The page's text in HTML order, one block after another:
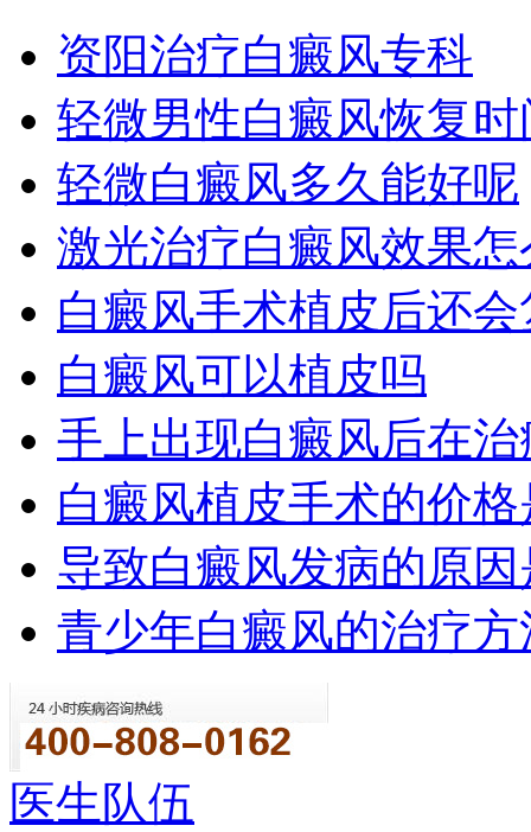
资阳治疗白癜风专科
轻微男性白癜风恢复
轻微白癜风多久能好呢
激光治疗白癜风效果怎
白癜风手术植皮后还
白癜风可以植皮吗
手上出现白癜风后在
白癜风植皮手术的价
导致白癜风发病的原
青少年白癜风的治疗
医生队伍